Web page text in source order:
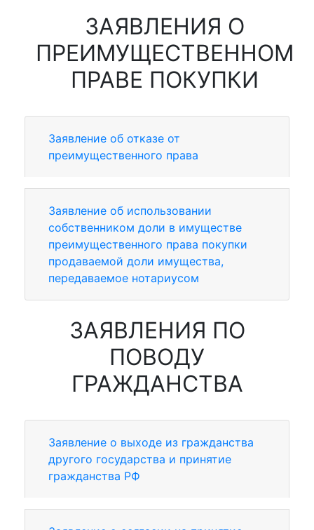
ЗАЯВЛЕНИЯ О
ПРЕИМУЩЕСТВЕННОМ
ПРАВЕ ПОКУПКИ
Заявление об отказе от
преимущественного права
Заявление об использовании
собственником доли в имуществе
преимущественного права покупки
продаваемой доли имущества,
передаваемое нотариусом
ЗАЯВЛЕНИЯ ПО
ПОВОДУ
ГРАЖДАНСТВА
Заявление о выходе из гражданства
другого государства и принятие
гражданства РФ